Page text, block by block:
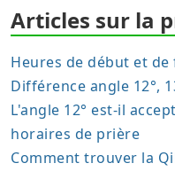
Articles sur la
Heures de début et
Différence angle 12°,
L'angle 12° est-il
horaires de prière
Comment trouver la